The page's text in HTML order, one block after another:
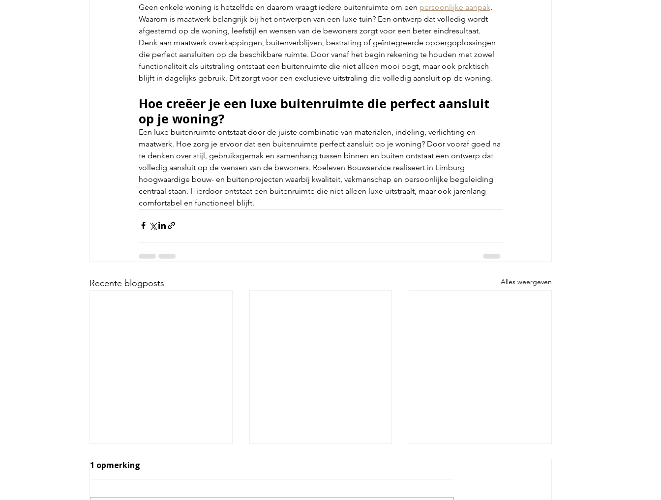
Geen enkele woning is hetzelfde en daarom vraagt iedere buitenruimte om een persoonlijke aanpak.
Waarom is maatwerk belangrijk bij het ontwerpen van een luxe tuin? Een ontwerp dat volledig wordt
afgestemd op de woning, leefstijl en wensen van de bewoners zorgt voor een beter eindresultaat.
Denk aan maatwerk overkappingen, buitenverblijven, bestrating of geïntegreerde opbergoplossingen
die perfect aansluiten op de beschikbare ruimte. Door vanaf het begin rekening te houden met zowel
functionaliteit als uitstraling ontstaat een buitenruimte die niet alleen mooi oogt, maar ook praktisch
blijft in dagelijks gebruik. Dit zorgt voor een exclusieve uitstraling die volledig aansluit op de woning.
Hoe creëer je een luxe buitenruimte die perfect aansluit
op je woning?
Een luxe buitenruimte ontstaat door de juiste combinatie van materialen, indeling, verlichting en
maatwerk. Hoe zorg je ervoor dat een buitenruimte perfect aansluit op je woning? Door vooraf goed na
te denken over stijl, gebruiksgemak en samenhang tussen binnen en buiten ontstaat een ontwerp dat
volledig aansluit op de wensen van de bewoners. Roeleven Bouwservice realiseert in Limburg
hoogwaardige bouw- en buitenprojecten waarbij kwaliteit, vakmanschap en persoonlijke begeleiding
centraal staan. Hierdoor ontstaat een buitenruimte die niet alleen luxe uitstraalt, maar ook jarenlang
comfortabel en functioneel blijft.
Recente blogposts Alles weergeven
1 opmerking